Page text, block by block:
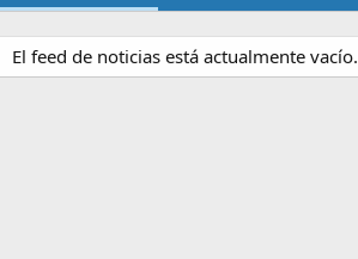
El feed de noticias está actualmente vacío.